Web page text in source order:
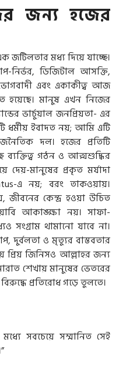
জন্য হজের
জটিলতার মধ্য দিয়ে যাচ্ছে।
নির্ভর, ডিজিটাল আসক্তি,
এবং একাকীত্ব আজ
হয়েছে। মানুষ এখন নিজের
ভার্চুয়াল জনপ্রিয়তা- এর
ধর্মীয় ইবাদত নয়; আমি এটি
দল। হজের প্রতিটি
গঠন ও আত্মশুদ্ধির
দেয়-মানুষের প্রকৃত মর্যাদা
এ নয়; বরং তাকওয়ায়।
জীবনের কেন্দ্র হওয়া উচিত
আকাঙ্ক্ষা নয়। সাফা-
সংগ্রাম থামানো যাবে না।
দুর্বলতা ও মৃত্যুর বাস্তবতার
প্রিয় জিনিসও আল্লাহর জন্য
শেখায় মানুষের ভেতরের
প্রতিরোধ গড়ে তুলতে।
সবচেয়ে সম্মানিত সেই